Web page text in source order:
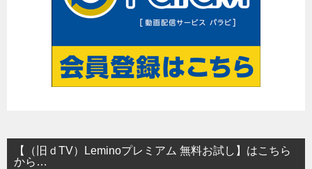
【（旧ｄTV）Leminoプレミアム 無料お試し】はこちら
から…